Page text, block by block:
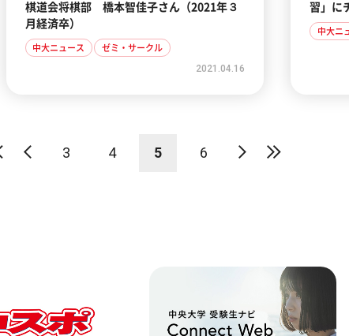
棋道会将棋部 橋本智佳子さん（2021年３
月経済卒）
中大ニュース ゼミ・サークル
2021.04.16
習」に
中大ニ
3 4 5 6